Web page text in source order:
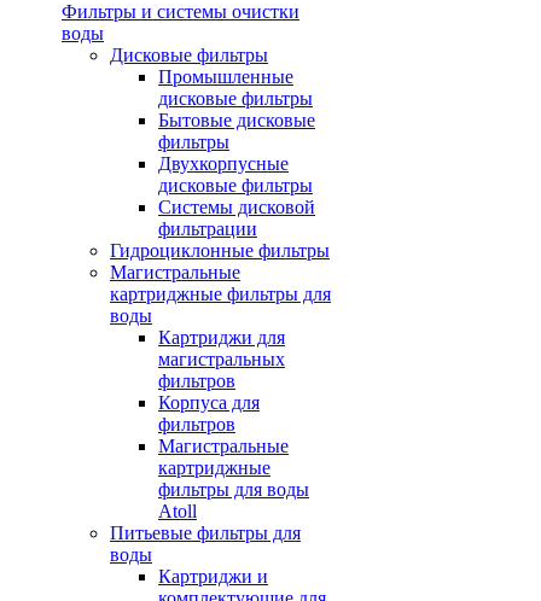
Фильтры и системы очистки
воды
Дисковые фильтры
Промышленные
дисковые фильтры
Бытовые дисковые
фильтры
Двухкорпусные
дисковые фильтры
Системы дисковой
фильтрации
Гидроциклонные фильтры
Магистральные
картриджные фильтры для
воды
Картриджи для
магистральных
фильтров
Корпуса для
фильтров
Магистральные
картриджные
фильтры для воды
Atoll
Питьевые фильтры для
воды
Картриджи и